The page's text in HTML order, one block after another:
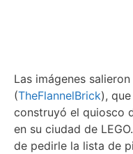
Las imágenes
(TheFlannelBrick),
construyó el quiosco
en su ciudad de LEGO.
de pedirle la lista de